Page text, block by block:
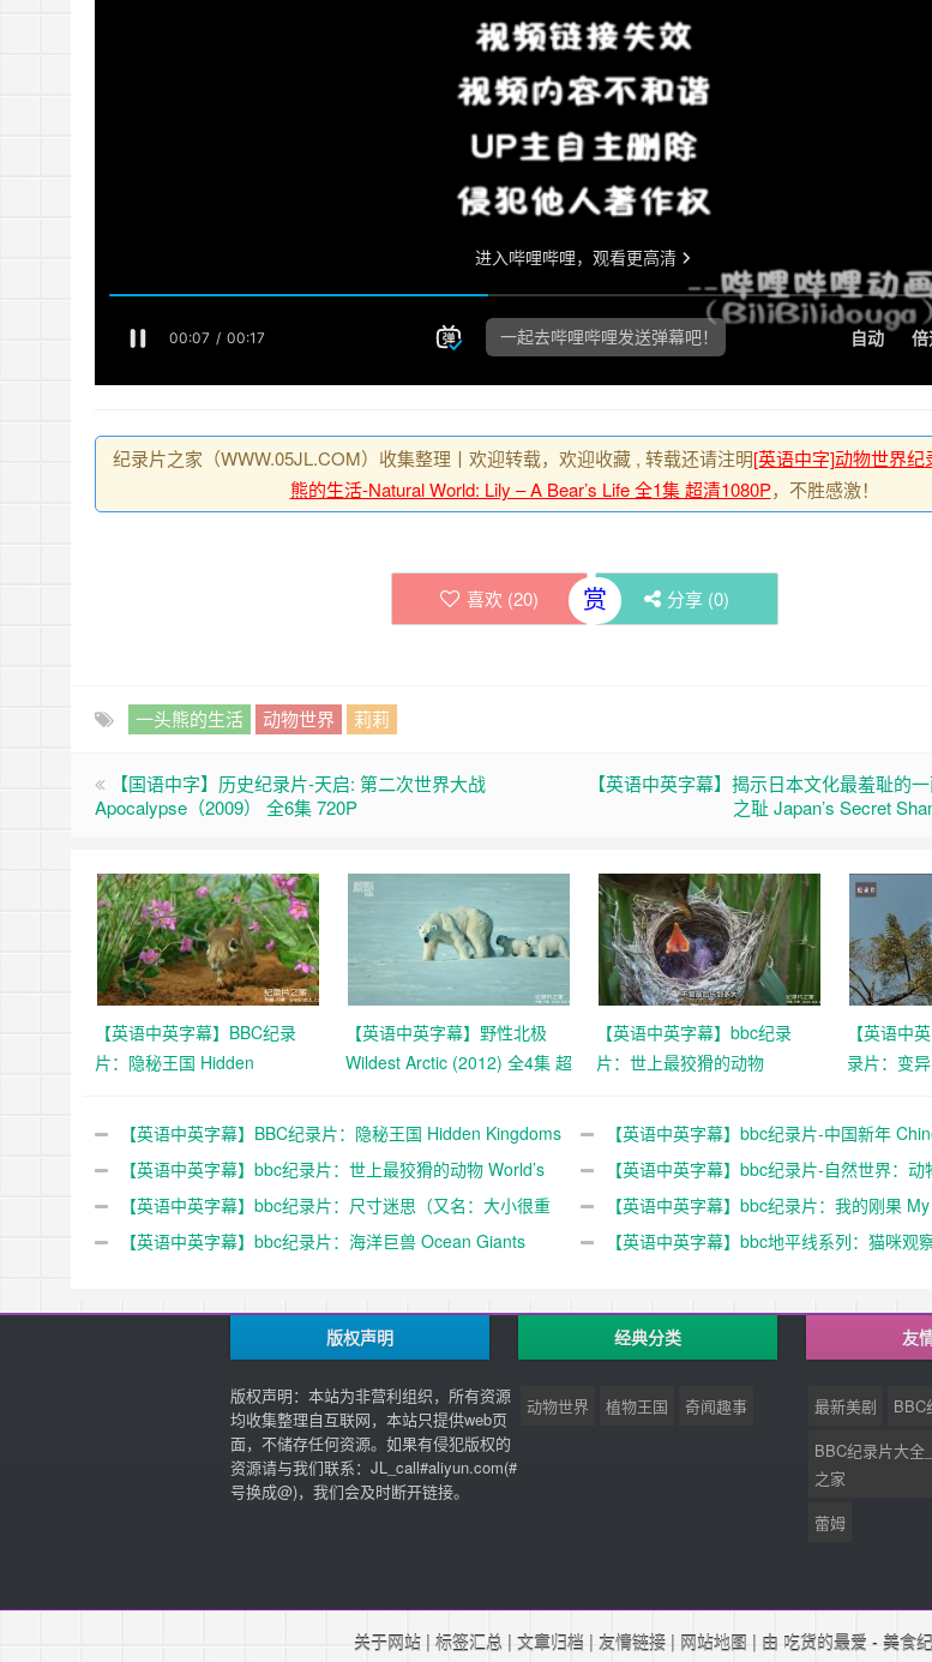
纪录片之家（WWW.05JL.COM）收集整理丨欢迎转载，欢迎收藏 , 转载还请注明[英语中字]动物世界
熊的生活-Natural World: Lily – A Bear’s Life 全1集 超清1080P，不胜感激！
喜欢 (20) 赏 分享 (0)
一头熊的生活 动物世界 莉莉
【国语中字】历史纪录片-天启: 第二次世界大战
Apocalypse（2009） 全6集 720P
【英语中英字幕】揭示日本文化最羞耻的
之耻 Japan’s Secret
【英语中英字幕】BBC纪录
片：隐秘王国 Hidden
版 Hidden Kingdoms+小巨人
【英语中英字幕】野性北极
Wildest Arctic (2012) 全4集 超
【英语中英字幕】bbc纪录
片：世上最狡猾的动物
(2015) 全3集 超清1080P下载
【英语中
录片：变
全6集（
【英语中英字幕】BBC纪录片：隐秘王国 Hidden Kingdoms
(2014) 全3集+电影版 Hidden Kingdoms+小巨人 1080p下载
【英语中英字幕】bbc纪录片-中国新年
The Biggest Celebration on Earth (2016)全3
载
【英语中英字幕】bbc纪录片：世上最狡猾的动物 World’s
Sneakiest Animals (2015) 全3集 超清1080P下载
【英语中英字幕】bbc纪录片-自然世界：
宅） The Natural World: Animal House
1080P
【英语中英字幕】bbc纪录片：尺寸迷思（又名：大小很重
要） Size Matters (2018)全2集 超清1080P下载
【英语中英字幕】bbc纪录片：我的刚果
1集 高清720P下载
【英语中英字幕】bbc纪录片：海洋巨兽 Ocean Giants
【英语中英字幕】bbc地平线系列：猫咪观
版权声明
版权声明：本站为非营利组织，所有资源
均收集整理自互联网，本站只提供web页
面，不储存任何资源。如果有侵犯版权的
资源请与我们联系：JL_call#aliyun.com(#
号换成@)，我们会及时断开链接。
经典分类
动物世界 植物王国 奇闻趣事
友
最新美剧 BBC
BBC纪录片大全
之家
蕾姆
关于网站 | 标签汇总 | 文章归档 | 友情链接 | 网站地图 | 由 吃货的最爱 - 美食